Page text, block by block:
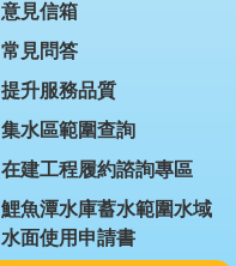
意見信箱
常見問答
提升服務品質
集水區範圍查詢
在建工程履約諮詢專區
鯉魚潭水庫蓄水範圍水域
水面使用申請書